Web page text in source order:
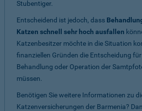
Stubentiger.
Entscheidend ist jedoch, dass
Katzen schnell sehr hoch ausfallen
Katzenbesitzer möchte in die Situation
finanziellen Gründen die Entscheidung
Behandlung oder Operation der
müssen.
Benötigen Sie weitere Informationen zu
Katzenversicherungen der Barmenia?